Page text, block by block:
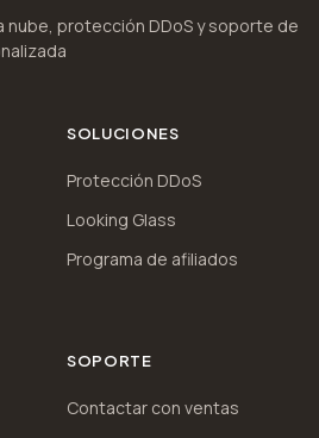
nube, protección DDoS y soporte de
SOLUCIONES
Protección DDoS
Looking Glass
Programa de afiliados
SOPORTE
Contactar con ventas